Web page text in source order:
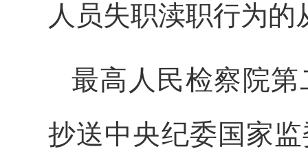
人员失职渎职行为的
最高人民检察院
抄送中央纪委国家